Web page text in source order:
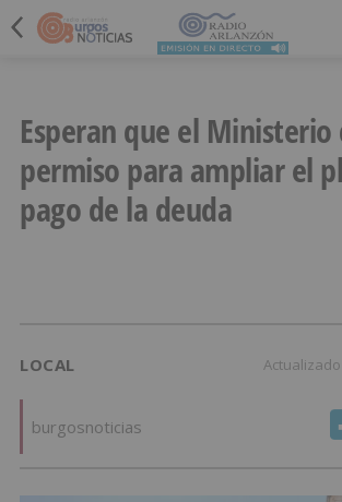
Esperan que el Ministerio
permiso para ampliar el
pago de la deuda
LOCAL Actualizado
burgosnoticias